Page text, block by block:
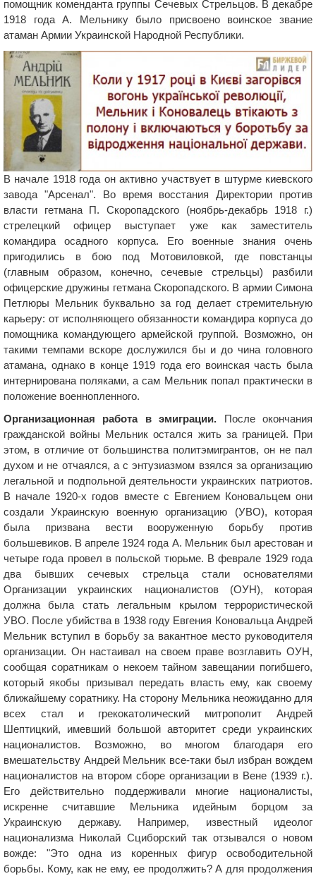
помощник коменданта группы Сечевых Стрельцов. В декабре
1918 года А. Мельнику было присвоено воинское звание
атаман Армии Украинской Народной Республики.
В начале 1918 года он активно участвует в штурме киевского
завода "Арсенал". Во время восстания Директории против
власти гетмана П. Скоропадского (ноябрь-декабрь 1918 г.)
стрелецкий офицер выступает уже как заместитель
командира осадного корпуса. Его военные знания очень
пригодились в бою под Мотовиловкой, где повстанцы
(главным образом, конечно, сечевые стрельцы) разбили
офицерские дружины гетмана Скоропадского. В армии Симона
Петлюры Мельник буквально за год делает стремительную
карьеру: от исполняющего обязанности командира корпуса до
помощника командующего армейской группой. Возможно, он
такими темпами вскоре дослужился бы и до чина головного
атамана, однако в конце 1919 года его воинская часть была
интернирована поляками, а сам Мельник попал практически в
положение военнопленного.
Организационная работа в эмиграции. После окончания
гражданской войны Мельник остался жить за границей. При
этом, в отличие от большинства политэмигрантов, он не пал
духом и не отчаялся, а с энтузиазмом взялся за организацию
легальной и подпольной деятельности украинских патриотов.
В начале 1920-х годов вместе с Евгением Коновальцем они
создали Украинскую военную организацию (УВО), которая
была призвана вести вооруженную борьбу против
большевиков. В апреле 1924 года А. Мельник был арестован и
четыре года провел в польской тюрьме. В феврале 1929 года
два бывших сечевых стрельца стали основателями
Организации украинских националистов (ОУН), которая
должна была стать легальным крылом террористической
УВО. После убийства в 1938 году Евгения Коновальца Андрей
Мельник вступил в борьбу за вакантное место руководителя
организации. Он настаивал на своем праве возглавить ОУН,
сообщая соратникам о некоем тайном завещании погибшего,
который якобы призывал передать власть ему, как своему
ближайшему соратнику. На сторону Мельника неожиданно для
всех стал и грекокатолический митрополит Андрей
Шептицкий, имевший большой авторитет среди украинских
националистов. Возможно, во многом благодаря его
вмешательству Андрей Мельник все-таки был избран вождем
националистов на втором сборе организации в Вене (1939 г.).
Его действительно поддерживали многие националисты,
искренне считавшие Мельника идейным борцом за
Украинскую державу. Например, известный идеолог
национализма Николай Сциборский так отзывался о новом
вожде: "Это одна из коренных фигур освободительной
борьбы. Кому, как не ему, ее продолжить? А для продолжения